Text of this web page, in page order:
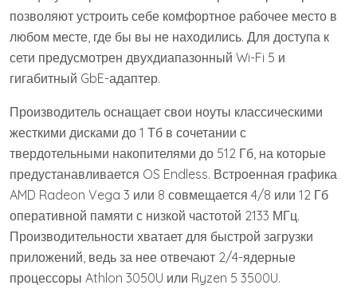
позволяют устроить себе комфортное рабочее место в
любом месте, где бы вы не находились. Для доступа к
сети предусмотрен двухдиапазонный Wi-Fi 5 и
гигабитный GbE-адаптер.
Производитель оснащает свои ноуты классическими
жесткими дисками до 1 Тб в сочетании с
твердотельными накопителями до 512 Гб, на которые
предустанавливается OS Endless. Встроенная графика
AMD Radeon Vega 3 или 8 совмещается 4/8 или 12 Гб
оперативной памяти с низкой частотой 2133 МГц.
Производительности хватает для быстрой загрузки
приложений, ведь за нее отвечают 2/4-ядерные
процессоры Athlon 3050U или Ryzen 5 3500U.